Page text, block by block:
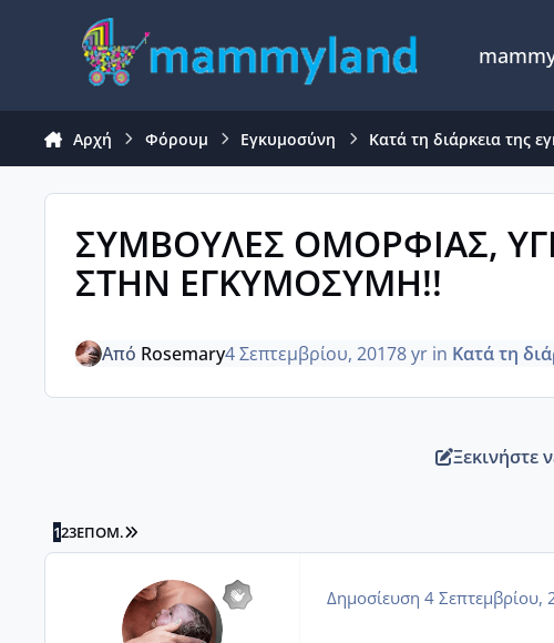
Μετάβαση σε περιεχόμενο
Αρχή Φόρουμ Εγκυμοσύνη Κατά τη διάρκεια της
ΣΥΜΒΟΥΛΕΣ ΟΜΟΡΦΙΑΣ,
ΣΤΗΝ ΕΓΚΥΜΟΣΥΜΗ!!
Από Rosemary4 Σεπτεμβρίου, 20178 yr in Κατά τη
Ξεκινήστε
123ΕΠΌΜ. LAST PAGE
Δημοσίευση 4 Σεπτεμβρίου,